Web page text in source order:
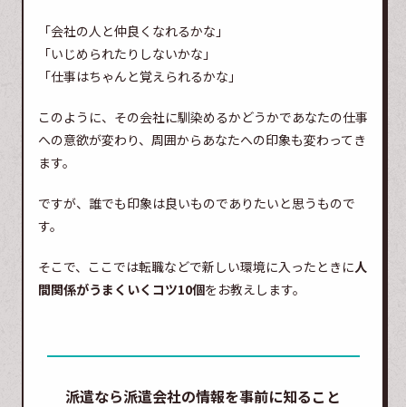
「会社の人と仲良くなれるかな」
「いじめられたりしないかな」
「仕事はちゃんと覚えられるかな」
このように、その会社に馴染めるかどうかであなたの仕事
への意欲が変わり、周囲からあなたへの印象も変わってき
ます。
ですが、誰でも印象は良いものでありたいと思うもので
す。
そこで、ここでは転職などで新しい環境に入ったときに人
間関係がうまくいくコツ10個をお教えします。
派遣なら派遣会社の情報を事前に知ること